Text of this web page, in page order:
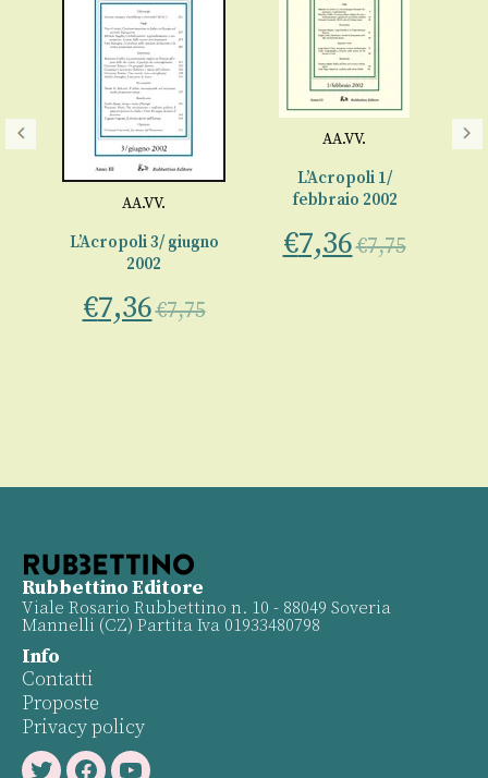
AA.VV.
L’Acropoli 3/ giugno
2002
€7,36€7,75
AA.VV.
L’Acropoli 1/
febbraio 2002
€7,36€7,75
Rubbettino Editore
Viale Rosario Rubbettino n. 10 - 88049 Soveria
Mannelli (CZ) Partita Iva 01933480798
Info
Contatti
Proposte
Privacy policy